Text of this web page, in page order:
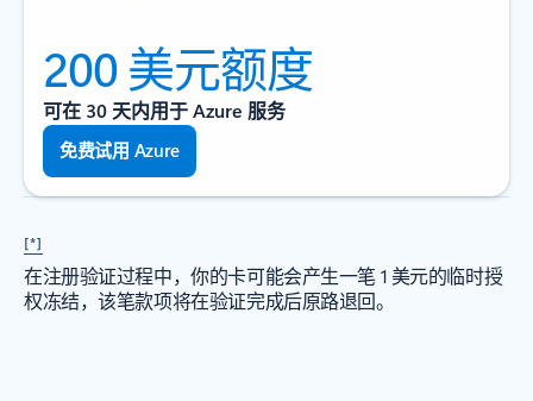
200 美元额度
可在 30 天内用于 Azure 服务
免费试用 Azure
[*]
在注册验证过程中，你的卡可能会产生一笔 1 美元的临时授
权冻结，该笔款项将在验证完成后原路退回。